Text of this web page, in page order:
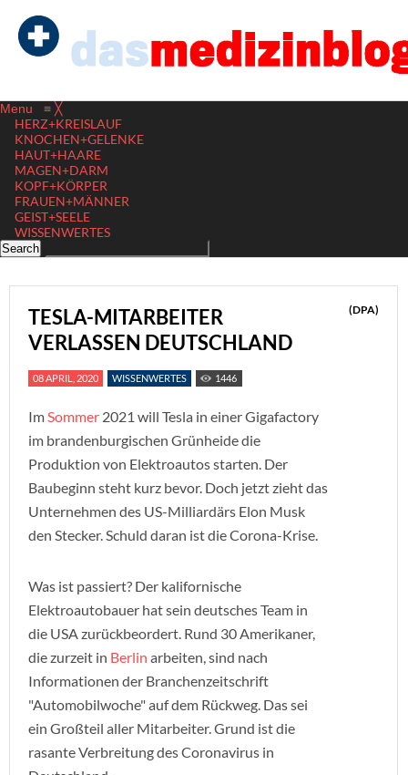
Menu ≡ ╳
HERZ+KREISLAUF
KNOCHEN+GELENKE
HAUT+HAARE
MAGEN+DARM
KOPF+KÖRPER
FRAUEN+MÄNNER
GEIST+SEELE
WISSENWERTES
TESLA-MITARBEITER
VERLASSEN DEUTSCHLAND
(DPA)
08 APRIL, 2020 WISSENWERTES 1446
ImSommer 2021 will Tesla in einer Gigafactory
im brandenburgischen Grünheide die
Produktion von Elektroautos starten. Der
Baubeginn steht kurz bevor. Doch jetzt zieht das
Unternehmen des US-Milliardärs Elon Musk
den Stecker. Schuld daran ist die Corona-Krise.
Was ist passiert? Der kalifornische
Elektroautobauer hat sein deutsches Team in
die USA zurückbeordert. Rund 30 Amerikaner,
die zurzeit in Berlin arbeiten, sind nach
Informationen der Branchenzeitschrift
"Automobilwoche" auf dem Rückweg. Das sei
ein Großteil aller Mitarbeiter. Grund ist die
rasante Verbreitung des Coronavirus in